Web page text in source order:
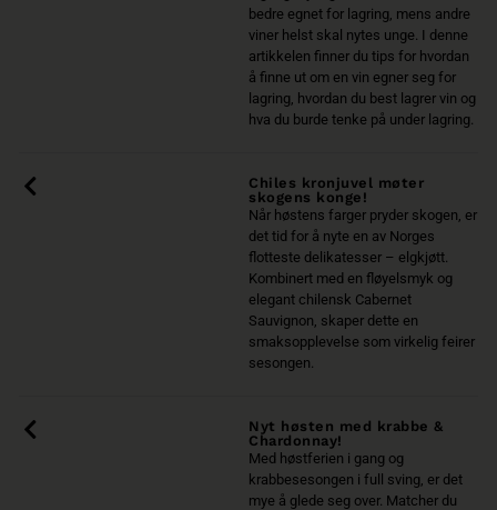
bedre egnet for lagring, mens andre
viner helst skal nytes unge. I denne
artikkelen finner du tips for hvordan
å finne ut om en vin egner seg for
lagring, hvordan du best lagrer vin og
hva du burde tenke på under lagring.
Chiles kronjuvel møter
skogens konge!
Når høstens farger pryder skogen, er
det tid for å nyte en av Norges
flotteste delikatesser – elgkjøtt.
Kombinert med en fløyelsmyk og
elegant chilensk Cabernet
Sauvignon, skaper dette en
smaksopplevelse som virkelig feirer
sesongen.
Nyt høsten med krabbe &
Chardonnay!
Med høstferien i gang og
krabbesesongen i full sving, er det
mye å glede seg over. Matcher du